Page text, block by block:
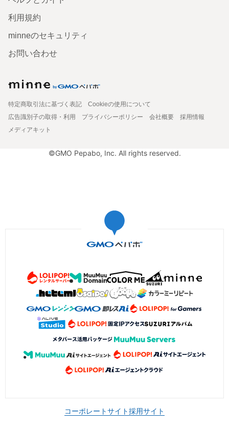
利用規約
minneのセキュリティ
お問い合わせ
特定商取引法に基づく表記
Cookieの使用について
広告識別子の取得・利用
プライバシーポリシー 会社概要
採用情報
メディアキット
©GMO Pepabo, Inc. All rights reserved.
コーポレートサイト採用サイト